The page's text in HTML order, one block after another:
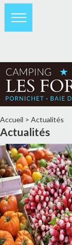
Accueil > Actualités
Actualités